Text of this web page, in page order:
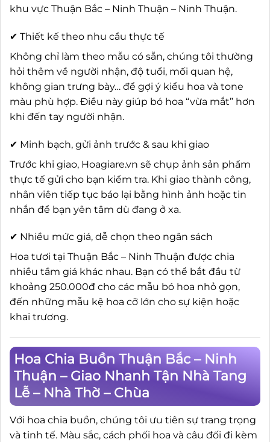
khu vực Thuận Bắc – Ninh Thuận – Ninh Thuận.
✔ Thiết kế theo nhu cầu thực tế
Không chỉ làm theo mẫu có sẵn, chúng tôi thường
hỏi thêm về người nhận, độ tuổi, mối quan hệ,
không gian trưng bày… để gợi ý kiểu hoa và tone
màu phù hợp. Điều này giúp bó hoa “vừa mắt” hơn
khi đến tay người nhận.
✔ Minh bạch, gửi ảnh trước & sau khi giao
Trước khi giao, Hoagiare.vn sẽ chụp ảnh sản phẩm
thực tế gửi cho bạn kiểm tra. Khi giao thành công,
nhân viên tiếp tục báo lại bằng hình ảnh hoặc tin
nhắn để bạn yên tâm dù đang ở xa.
✔ Nhiều mức giá, dễ chọn theo ngân sách
Hoa tươi tại Thuận Bắc – Ninh Thuận được chia
nhiều tầm giá khác nhau. Bạn có thể bắt đầu từ
khoảng 250.000đ cho các mẫu bó hoa nhỏ gọn,
đến những mẫu kệ hoa cỡ lớn cho sự kiện hoặc
khai trương.
Hoa Chia Buồn Thuận Bắc – Ninh
Thuận – Giao Nhanh Tận Nhà Tang
Lễ – Nhà Thờ – Chùa
Với hoa chia buồn, chúng tôi ưu tiên sự trang trọng
và tinh tế. Màu sắc, cách phối hoa và câu đối đi kèm